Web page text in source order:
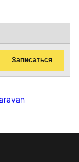
Записаться